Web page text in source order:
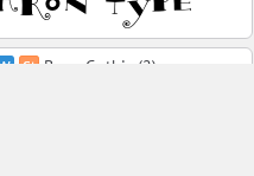
Barry Gothic (2)